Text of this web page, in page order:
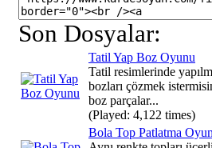
Son Dosyalar:
Tatil Yap Boz Oyunu
Tatil resimlerinde
bozları çözmek
boz parçalar...
(Played: 4,122 times)
Bola Top Patlatma